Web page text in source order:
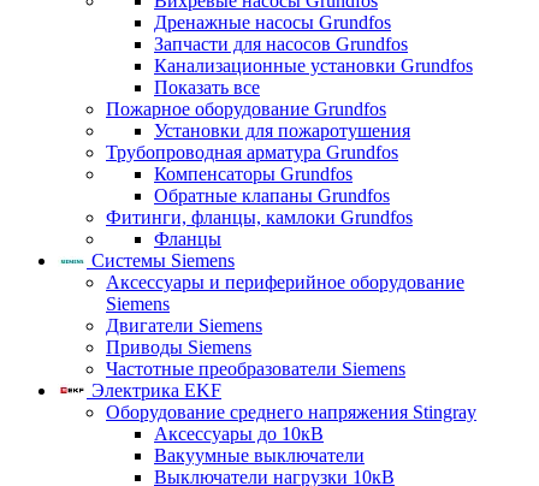
Дренажные насосы Grundfos
Запчасти для насосов Grundfos
Канализационные установки Grundfos
Показать все
Пожарное оборудование Grundfos
Установки для пожаротушения
Трубопроводная арматура Grundfos
Компенсаторы Grundfos
Обратные клапаны Grundfos
Фитинги, фланцы, камлоки Grundfos
Фланцы
Системы Siemens
Аксессуары и периферийное оборудование
Siemens
Двигатели Siemens
Приводы Siemens
Частотные преобразователи Siemens
Электрика EKF
Оборудование среднего напряжения Stingray
Аксессуары до 10кВ
Вакуумные выключатели
Выключатели нагрузки 10кВ